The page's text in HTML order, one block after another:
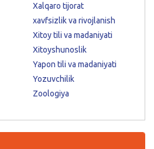
Xalqaro tijorat
xavfsizlik va rivojlanish
Xitoy tili va madaniyati
Xitoyshunoslik
Yapon tili va madaniyati
Yozuvchilik
Zoologiya